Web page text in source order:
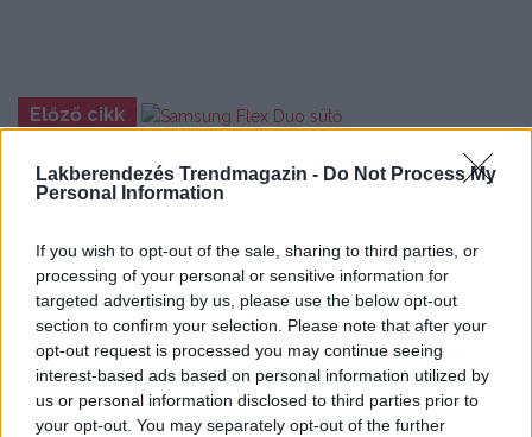
Lakberendezés Trendmagazin - Do Not Process My
Personal Information
If you wish to opt-out of the sale, sharing to third parties, or
processing of your personal or sensitive information for
targeted advertising by us, please use the below opt-out
section to confirm your selection. Please note that after your
opt-out request is processed you may continue seeing
interest-based ads based on personal information utilized by
us or personal information disclosed to third parties prior to
your opt-out. You may separately opt-out of the further
Előző cikk
Következő cikk